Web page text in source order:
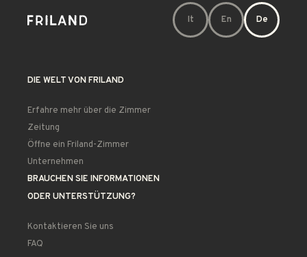
It En De
DIE WELT VON FRILAND
Erfahre mehr über die Zimmer
Zeitung
Öffne ein Friland-Zimmer
Unternehmen
BRAUCHEN SIE INFORMATIONEN
ODER UNTERSTÜTZUNG?
Kontaktieren Sie uns
FAQ